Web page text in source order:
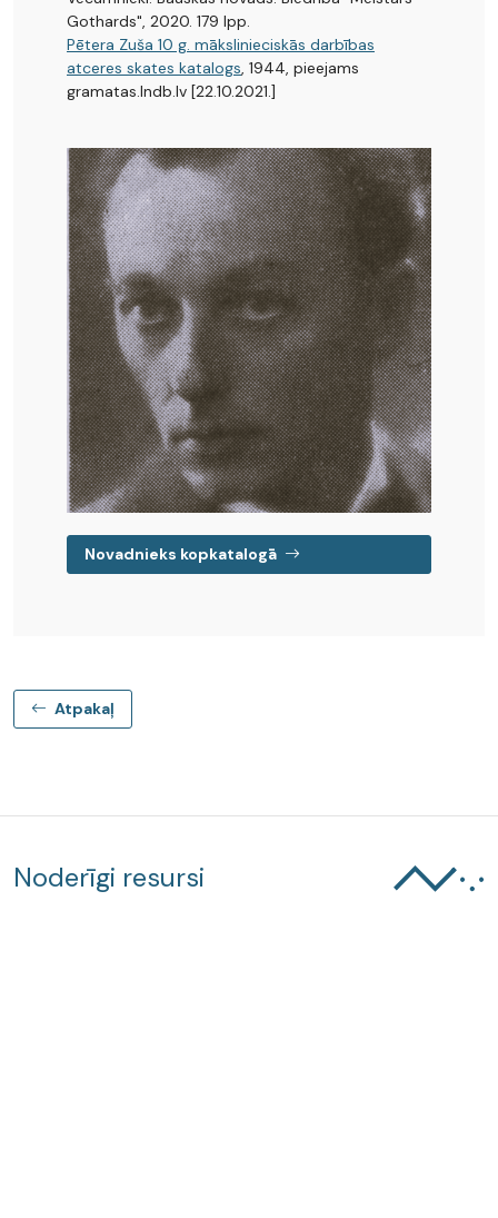
Gothards", 2020. 179 lpp.
Pētera Zuša 10 g. mākslinieciskās darbības
atceres skates katalogs, 1944, pieejams
gramatas.lndb.lv [22.10.2021.]
Novadnieks kopkatalogā
Atpakaļ
Noderīgi resursi